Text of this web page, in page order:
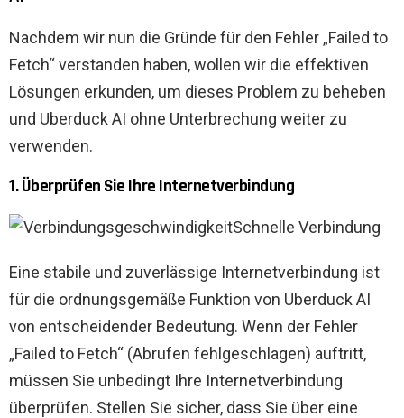
Nachdem wir nun die Gründe für den Fehler „Failed to
Fetch“ verstanden haben, wollen wir die effektiven
Lösungen erkunden, um dieses Problem zu beheben
und Uberduck AI ohne Unterbrechung weiter zu
verwenden.
1. Überprüfen Sie Ihre Internetverbindung
Schnelle Verbindung
Eine stabile und zuverlässige Internetverbindung ist
für die ordnungsgemäße Funktion von Uberduck AI
von entscheidender Bedeutung. Wenn der Fehler
„Failed to Fetch“ (Abrufen fehlgeschlagen) auftritt,
müssen Sie unbedingt Ihre Internetverbindung
überprüfen. Stellen Sie sicher, dass Sie über eine